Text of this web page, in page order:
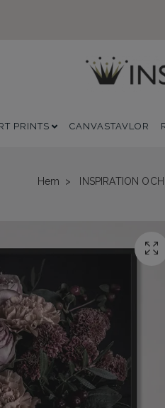
PRINTS CANVASTAVLOR
Hem INSPIRATION